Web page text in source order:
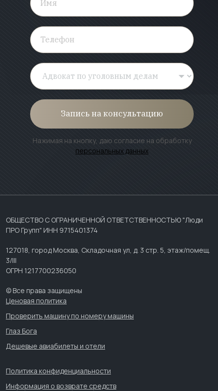
Запись на консультацию
Нажимая на кнопку, даю согласие на обработку
персональных данных
ОБЩЕСТВО С ОГРАНИЧЕННОЙ ОТВЕТСТВЕННОСТЬЮ "Люди
ПРО Групп" ИНН 9715401374
127018, город Москва, Складочная ул, д. 3 стр. 5, этаж/помещ.
3/III
ОГРН 1217700236050
© Все права защищены
Ценовая политика
Проверить машину по номеру машины
Глаз Бога
Дешевые авиабилеты и отели
Политика конфиденциальности
Информация о возврате средств